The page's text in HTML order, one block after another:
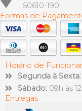
50610-190
Formas de
Horário de
Segunda à Sexta:
Sábado: 09h às
Entregas